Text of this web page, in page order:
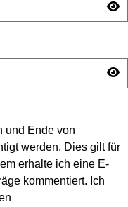
und Ende von
werden. Dies gilt für
erhalte ich eine E-
kommentiert. Ich